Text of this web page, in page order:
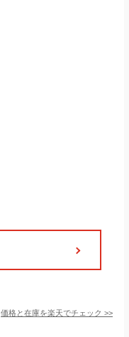
価格と在庫を楽天でチェック >>